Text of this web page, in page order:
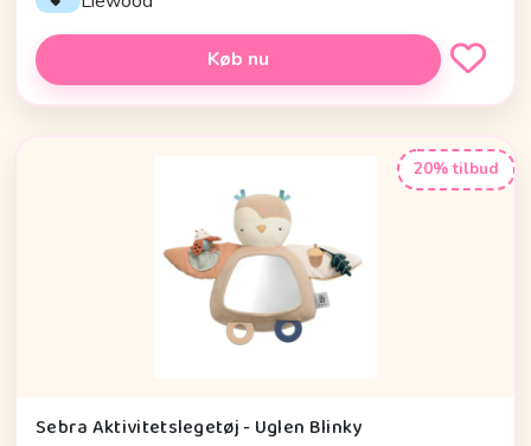
Køb nu
20% tilbud
Sebra Aktivitetslegetøj - Uglen Blinky